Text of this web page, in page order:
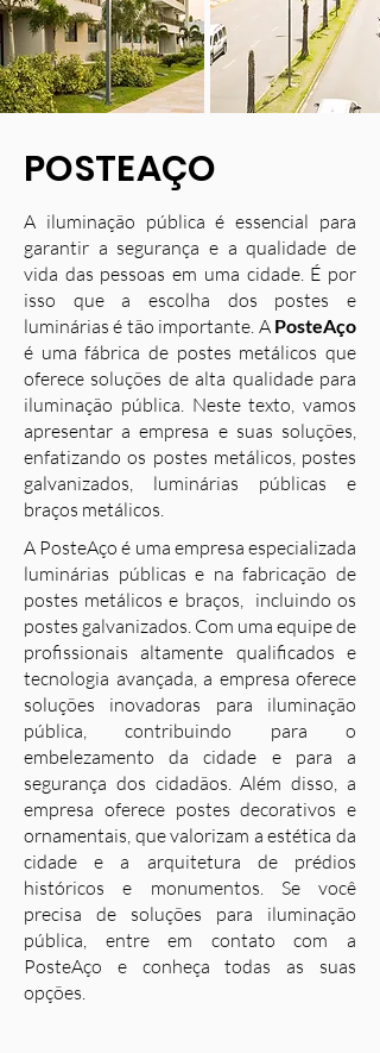
POSTEAÇO
A iluminação pública é essencial para
garantir a segurança e a qualidade de
vida das pessoas em uma cidade. É por
isso que a escolha dos postes e
luminárias é tão importante. A PosteAço
é uma fábrica de postes metálicos que
oferece soluções de alta qualidade para
iluminação pública. Neste texto, vamos
apresentar a empresa e suas soluções,
enfatizando os postes metálicos, postes
galvanizados, luminárias públicas e
braços metálicos.
A PosteAço é uma empresa especializada
luminárias públicas e na fabricação de
postes metálicos e braços, incluindo os
postes galvanizados. Com uma equipe de
profissionais altamente qualificados e
tecnologia avançada, a empresa oferece
soluções inovadoras para iluminação
pública, contribuindo para o
embelezamento da cidade e para a
segurança dos cidadãos. Além disso, a
empresa oferece postes decorativos e
ornamentais, que valorizam a estética da
cidade e a arquitetura de prédios
históricos e monumentos. Se você
precisa de soluções para iluminação
pública, entre em contato com a
PosteAço e conheça todas as suas
opções.